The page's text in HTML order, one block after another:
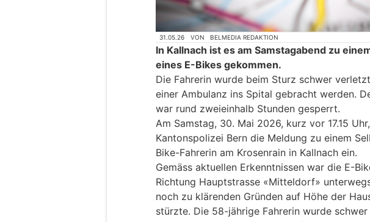
31.05.26 VON BELMEDIA REDAKTION
In Kallnach ist es am Samstagabend zu
eines E-Bikes gekommen.
Die Fahrerin wurde beim Sturz schwer
einer Ambulanz ins Spital gebracht werden.
war rund zweieinhalb Stunden gesperrt.
Am Samstag, 30. Mai 2026, kurz vor 17.15
Kantonspolizei Bern die Meldung zu einem
Bike-Fahrerin am Krosenrain in Kallnach ein.
Gemäss aktuellen Erkenntnissen war die E-
Richtung Hauptstrasse «Mitteldorf»
noch zu klärenden Gründen auf Höhe der
stürzte. Die 58-jährige Fahrerin wurde